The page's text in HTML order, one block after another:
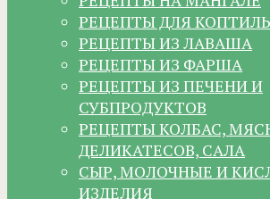
РЕЦЕПТЫ ДЛЯ
РЕЦЕПТЫ ИЗ ЛАВАША
РЕЦЕПТЫ ИЗ ФАРША
РЕЦЕПТЫ ИЗ ПЕЧЕНИ И
СУБПРОДУКТОВ
РЕЦЕПТЫ КОЛБАС,
ДЕЛИКАТЕСОВ, САЛА
СЫР, МОЛОЧНЫЕ И
ИЗДЕЛИЯ